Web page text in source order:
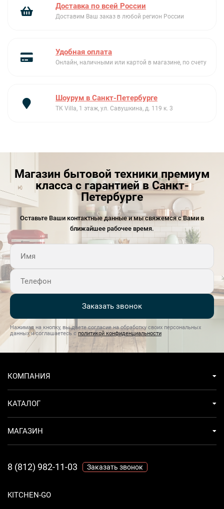
МикрофильтрацияДоставка по всей России
Доставим Ваш заказ в любой регион России
Удобная оплата
Онлайн, наличными или картой в магазине, по счету
Шоурум в Санкт-Петербурге
ТК Villa, 1 этаж, ул. Савушкина, д. 119 к. 3
Магазин бытовой техники премиум
класса с гарантией в Санкт-
Петербурге
Оставьте Ваши контактные данные и мы свяжемся с Вами в
ближайшее рабочее время.
Заказать звонок
Нажимая на кнопку, вы даете согласие на обработку своих персональных
данных и соглашаетесь с политикой конфиденциальности
KITCHEN-GO
КОМПАНИЯ
КАТАЛОГ
МАГАЗИН
8 (812) 982-11-03 Заказать звонок